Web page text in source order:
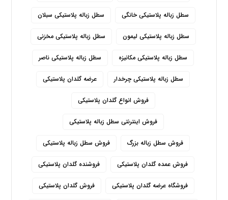
سطل زباله پلاستیکی خانگی سطل زباله پلاستیکی سبلان
سطل زباله پلاستیکی لیمون سطل زباله پلاستیکی مخزنی
سطل زباله پلاستیکی مکانیزه سطل زباله پلاستیکی ناصر
سطل زباله پلاستیکی چرخدار عرضه گلدان پلاستیکی
فروش انواع گلدان پلاستیکی
فروش اینترنتی سطل زباله پلاستیکی
فروش سطل زباله بزرگ فروش سطل زباله پلاستیکی
فروش عمده گلدان پلاستیکی فروشنده گلدان پلاستیکی
فروشگاه عرضه گلدان پلاستیکی فروش گلدان پلاستیکی